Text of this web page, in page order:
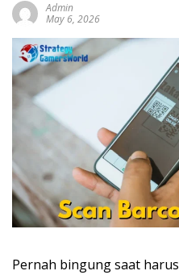
Admin
May 6, 2026
Pernah bingung saat harus